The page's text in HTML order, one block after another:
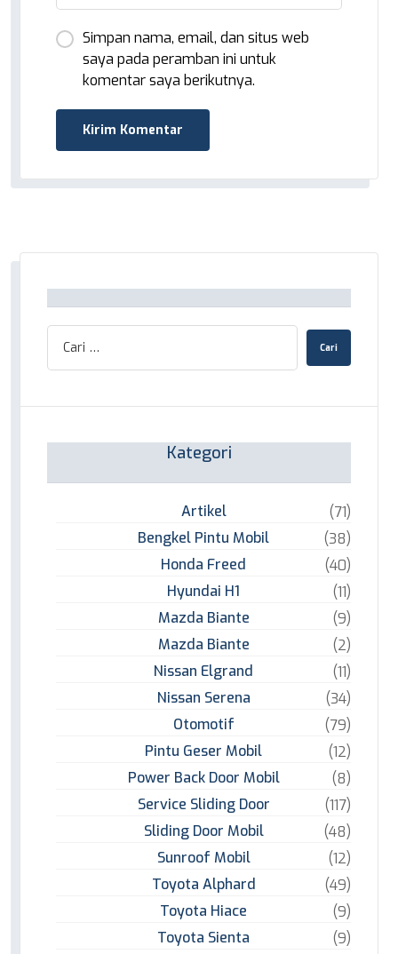
Simpan nama, email, dan situs web
saya pada peramban ini untuk
komentar saya berikutnya.
Kategori
Artikel
(71)
Bengkel Pintu Mobil
(38)
Honda Freed
(40)
Hyundai H1
(11)
Mazda Biante
(9)
Mazda Biante
(2)
Nissan Elgrand
(11)
Nissan Serena
(34)
Otomotif
(79)
Pintu Geser Mobil
(12)
Power Back Door Mobil
(8)
Service Sliding Door
(117)
Sliding Door Mobil
(48)
Sunroof Mobil
(12)
Toyota Alphard
(49)
Toyota Hiace
(9)
Toyota Sienta
(9)